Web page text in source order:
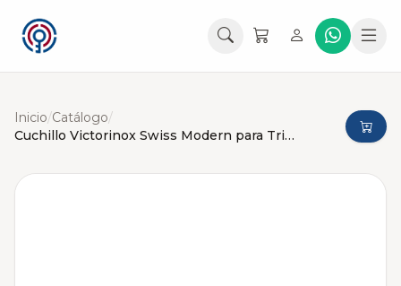
Inicio/Catálogo/
Cuchillo Victorinox Swiss Modern para Trinchar